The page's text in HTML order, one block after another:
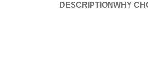
DESCRIPTIONWHY